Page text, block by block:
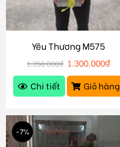
Yêu Thương M575
1.350.000₫ 1.300.000₫
Chi tiết
Giỏ hàng
-7%